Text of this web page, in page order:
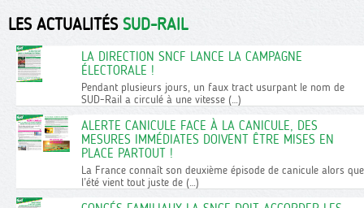
LES ACTUALITÉS SUD-RAIL
LA DIRECTION SNCF LANCE LA CAMPAGNE
ÉLECTORALE !
Pendant plusieurs jours, un faux tract usurpant le nom de
SUD-Rail a circulé à une vitesse (…)
ALERTE CANICULE FACE À LA CANICULE, DES
MESURES IMMÉDIATES DOIVENT ÊTRE MISES EN
PLACE PARTOUT !
La France connaît son deuxième épisode de canicule alors que
l’été vient tout juste de (…)